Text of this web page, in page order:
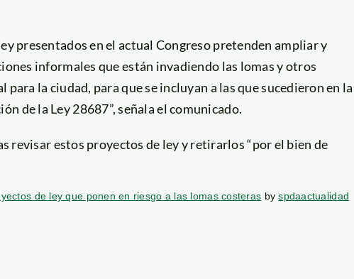
presentados en el actual Congreso pretenden ampliar y
informales que están invadiendo las lomas y otros
la ciudad, para que se incluyan a las que sucedieron en la
la Ley 28687”, señala el comunicado.
revisar estos proyectos de ley y retirarlos “por el bien de
de ley que ponen en riesgo a las lomas costeras byspdaactualidad